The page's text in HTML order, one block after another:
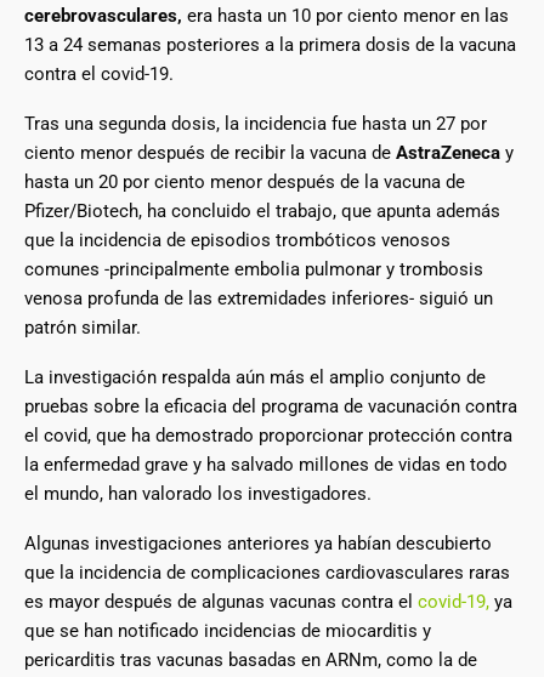
cerebrovasculares, era hasta un 10 por ciento menor en las
13 a 24 semanas posteriores a la primera dosis de la vacuna
contra el covid-19.
Tras una segunda dosis, la incidencia fue hasta un 27 por
ciento menor después de recibir la vacuna de AstraZeneca y
hasta un 20 por ciento menor después de la vacuna de
Pfizer/Biotech, ha concluido el trabajo, que apunta además
que la incidencia de episodios trombóticos venosos
comunes -principalmente embolia pulmonar y trombosis
venosa profunda de las extremidades inferiores- siguió un
patrón similar.
La investigación respalda aún más el amplio conjunto de
pruebas sobre la eficacia del programa de vacunación contra
el covid, que ha demostrado proporcionar protección contra
la enfermedad grave y ha salvado millones de vidas en todo
el mundo, han valorado los investigadores.
Algunas investigaciones anteriores ya habían descubierto
que la incidencia de complicaciones cardiovasculares raras
es mayor después de algunas vacunas contra el covid-19, ya
que se han notificado incidencias de miocarditis y
pericarditis tras vacunas basadas en ARNm, como la de